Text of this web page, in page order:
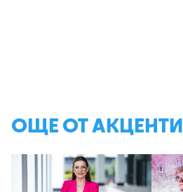
ОЩЕ ОТ АКЦЕНТИ